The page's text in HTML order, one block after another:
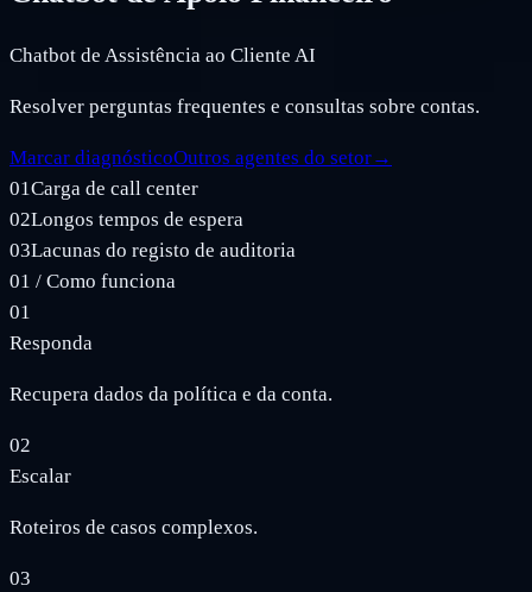
Chatbot de Assistência ao Cliente AI
Resolver perguntas frequentes e consultas sobre contas.
Marcar diagnósticoOutros agentes do setor→
01Carga de call center
02Longos tempos de espera
03Lacunas do registo de auditoria
01 / Como funciona
01
Responda
Recupera dados da política e da conta.
02
Escalar
Roteiros de casos complexos.
03